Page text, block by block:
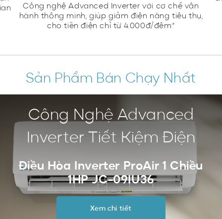
Công nghệ Advanced Inverter với cơ chế vận
hành thông minh, giúp giảm điện năng tiêu thụ,
cho tiền điện chỉ từ 4.000đ/đêm*
Sản Phẩm Bán Chạy Nhất
Công Nghệ Advanced
Inverter Tiết Kiệm Điện
Điều Hòa Inverter ProAir 1 Chiều
1HP JC-09IU36
Xem chi tiết